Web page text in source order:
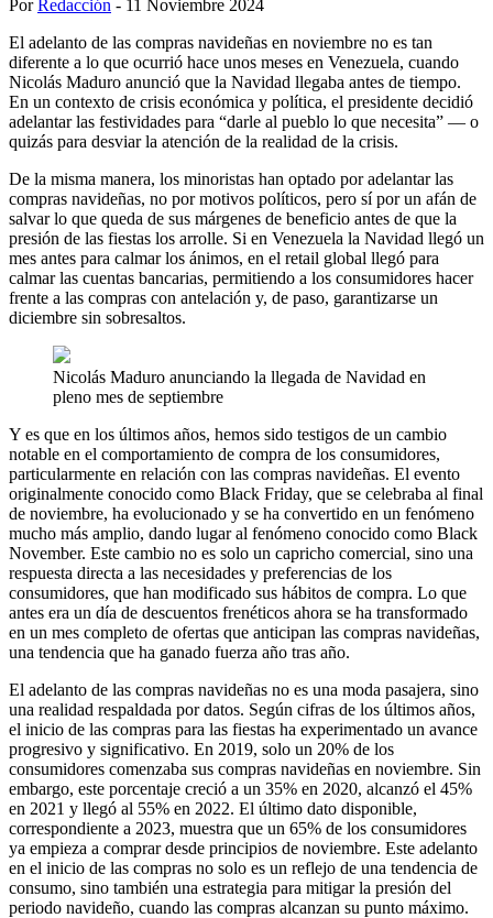
PorRedacción - 11 Noviembre 2024
El adelanto de las compras navideñas en noviembre no es tan
diferente a lo que ocurrió hace unos meses en Venezuela, cuando
Nicolás Maduro anunció que la Navidad llegaba antes de tiempo.
En un contexto de crisis económica y política, el presidente decidió
adelantar las festividades para “darle al pueblo lo que necesita” — o
quizás para desviar la atención de la realidad de la crisis.
De la misma manera, los minoristas han optado por adelantar las
compras navideñas, no por motivos políticos, pero sí por un afán de
salvar lo que queda de sus márgenes de beneficio antes de que la
presión de las fiestas los arrolle. Si en Venezuela la Navidad llegó un
mes antes para calmar los ánimos, en el retail global llegó para
calmar las cuentas bancarias, permitiendo a los consumidores hacer
frente a las compras con antelación y, de paso, garantizarse un
diciembre sin sobresaltos.
Nicolás Maduro anunciando la llegada de Navidad en
pleno mes de septiembre
Y es que en los últimos años, hemos sido testigos de un cambio
notable en el comportamiento de compra de los consumidores,
particularmente en relación con las compras navideñas. El evento
originalmente conocido como Black Friday, que se celebraba al final
de noviembre, ha evolucionado y se ha convertido en un fenómeno
mucho más amplio, dando lugar al fenómeno conocido como Black
November. Este cambio no es solo un capricho comercial, sino una
respuesta directa a las necesidades y preferencias de los
consumidores, que han modificado sus hábitos de compra. Lo que
antes era un día de descuentos frenéticos ahora se ha transformado
en un mes completo de ofertas que anticipan las compras navideñas,
una tendencia que ha ganado fuerza año tras año.
El adelanto de las compras navideñas no es una moda pasajera, sino
una realidad respaldada por datos. Según cifras de los últimos años,
el inicio de las compras para las fiestas ha experimentado un avance
progresivo y significativo. En 2019, solo un 20% de los
consumidores comenzaba sus compras navideñas en noviembre. Sin
embargo, este porcentaje creció a un 35% en 2020, alcanzó el 45%
en 2021 y llegó al 55% en 2022. El último dato disponible,
correspondiente a 2023, muestra que un 65% de los consumidores
ya empieza a comprar desde principios de noviembre. Este adelanto
en el inicio de las compras no solo es un reflejo de una tendencia de
consumo, sino también una estrategia para mitigar la presión del
periodo navideño, cuando las compras alcanzan su punto máximo.